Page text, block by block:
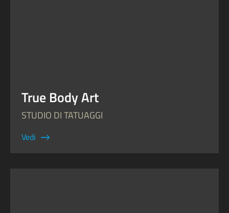
True Body Art
STUDIO DI TATUAGGI
Vedi